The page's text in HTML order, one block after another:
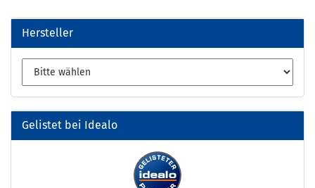
Hersteller
Gelistet bei Idealo